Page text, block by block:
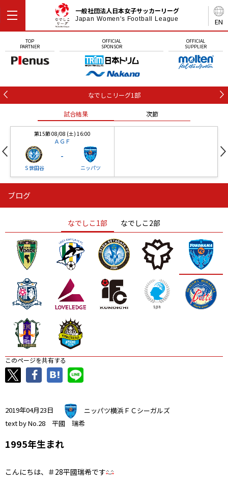
EN
一般社団法人日本女子サッカーリーグ
Japan Women's Football League
TOP
PARTNER
OFFICIAL
SPONSOR
OFFICIAL
SUPPLIER
なでしこリーグ1部
試合結果 次節
第15節 08/08 (土) 16:00
ＡＧＦ
Ｓ世田谷
-
ニッパツ
ニッパツ
ニッパツ 名古屋
石人の星
静岡 愛媛Ｌ
ブログ
なでしこ1部 なでしこ2部
このページを共有する
2019年04月23日
ニッパツ横浜ＦＣシーガルズ
text by No.28 平國 瑞希
1995年生まれ
こんにちは、＃28平國瑞希です